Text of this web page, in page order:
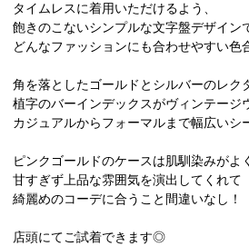
タイムレスに着用いただけるよう、
飽きのこないシンプルな文字盤デザイン
どんなファッションにも合わせやすい色
角を落としたゴールドとシルバーのレク
植字のバーインデックスがヴィンテージ
カジュアルからフォーマルまで幅広いシ
ピンクゴールドのケースは肌馴染みがよ
甘すぎず上品な雰囲気を演出してくれて
綺麗めのコーデに合うこと間違いなし！
店頭にてご試着できます◎